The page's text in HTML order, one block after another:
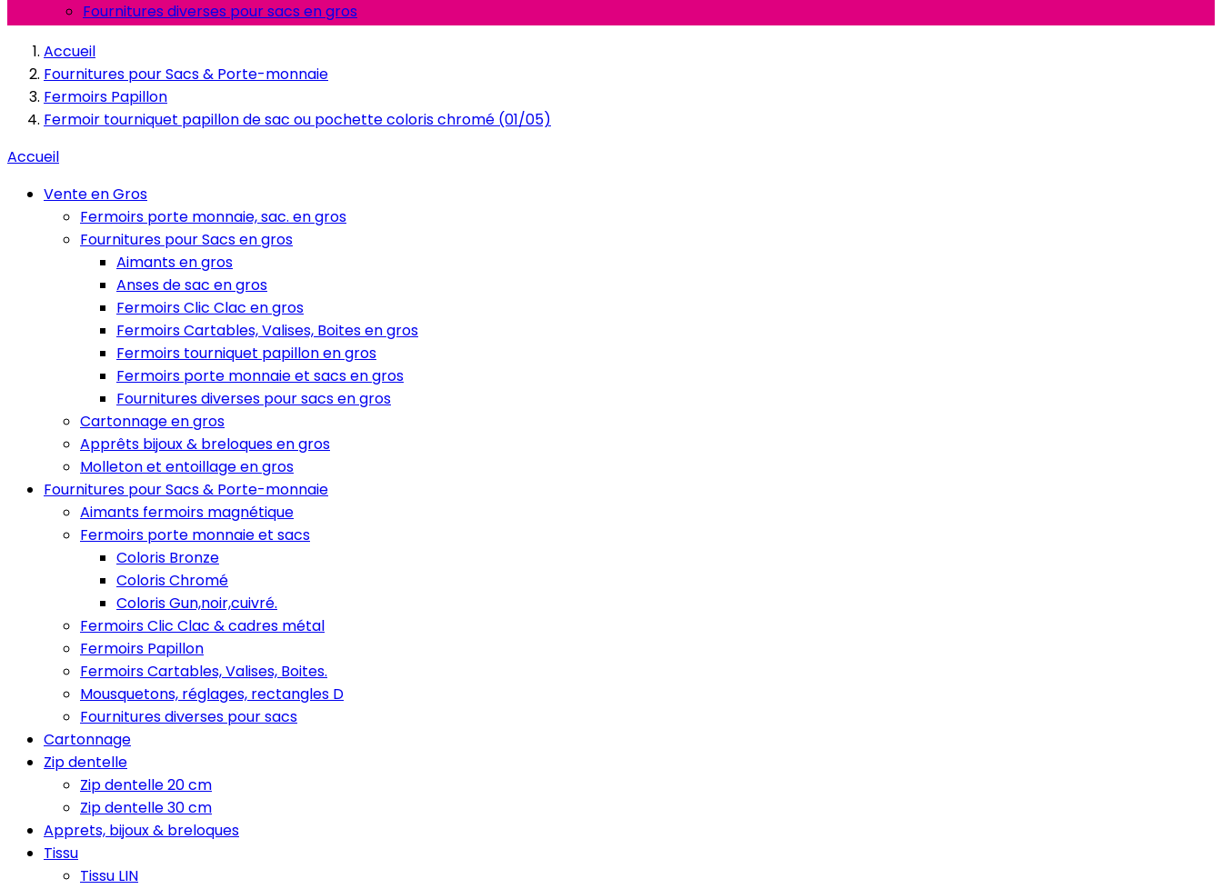
Fournitures diverses pour sacs en gros
Accueil
Fournitures pour Sacs & Porte-monnaie
Fermoirs Papillon
Fermoir tourniquet papillon de sac ou pochette coloris chromé (01/05)
Accueil
Vente en Gros
Fermoirs porte monnaie, sac. en gros
Fournitures pour Sacs en gros
Aimants en gros
Anses de sac en gros
Fermoirs Clic Clac en gros
Fermoirs Cartables, Valises, Boites en gros
Fermoirs tourniquet papillon en gros
Fermoirs porte monnaie et sacs en gros
Fournitures diverses pour sacs en gros
Cartonnage en gros
Apprêts bijoux & breloques en gros
Molleton et entoillage en gros
Fournitures pour Sacs & Porte-monnaie
Aimants fermoirs magnétique
Fermoirs porte monnaie et sacs
Coloris Bronze
Coloris Chromé
Coloris Gun,noir,cuivré.
Fermoirs Clic Clac & cadres métal
Fermoirs Papillon
Fermoirs Cartables, Valises, Boites.
Mousquetons, réglages, rectangles D
Fournitures diverses pour sacs
Cartonnage
Zip dentelle
Zip dentelle 20 cm
Zip dentelle 30 cm
Apprets, bijoux & breloques
Tissu
Tissu LIN